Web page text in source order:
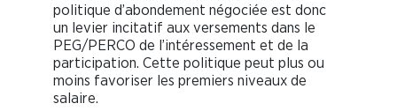
politique d’abondement négociée est donc
un levier incitatif aux versements dans le
PEG/PERCO de l’intéressement et de la
participation. Cette politique peut plus ou
moins favoriser les premiers niveaux de
salaire.